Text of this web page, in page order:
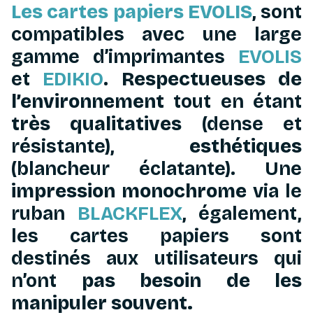
Les cartes papiers EVOLIS, sont
compatibles avec une large
gamme d’imprimantes EVOLIS
et EDIKIO. Respectueuses de
l’environnement tout en étant
très qualitatives (dense et
résistante), esthétiques
(blancheur éclatante). Une
impression monochrome via le
ruban BLACKFLEX, également,
les cartes papiers sont
destinés aux utilisateurs qui
n’ont pas besoin de les
manipuler souvent.